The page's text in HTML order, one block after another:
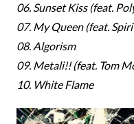
06. Sunset Kiss (feat.
07. My Queen (feat.
08. Algorism
09. Metali!! (feat. Tom
10. White Flame